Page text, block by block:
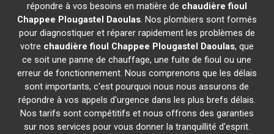
répondre à vos besoins en matière de chaudière fioul
Chappee Plougastel Daoulas. Nos plombiers sont formés
pour diagnostiquer et réparer rapidement les problèmes de
votre chaudière fioul Chappee Plougastel Daoulas, que
ce soit une panne de chauffage, une fuite de fioul ou une
erreur de fonctionnement. Nous comprenons que les délais
sont importants, c'est pourquoi nous nous assurons de
répondre à vos appels d'urgence dans les plus brefs délais.
Nos tarifs sont compétitifs et nous offrons des garanties
sur nos services pour vous donner la tranquillité d'esprit.